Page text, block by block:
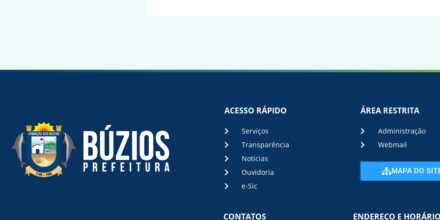
ACESSO RÁPIDO
Serviços
Transparência
Notícias
Ouvidoria
e-Sic
ÁREA RESTRITA
Administração
Webmail
MAPA DO
CONTATOS ENDEREÇO E